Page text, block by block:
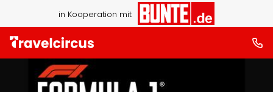
in Kooperation mit